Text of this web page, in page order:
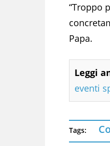
“Troppo
Papa.
Leggi
eventi
Tags: